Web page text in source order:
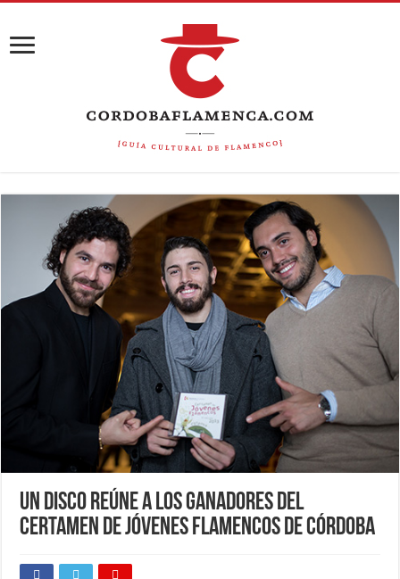
Un disco reúne a los ganadores del
Certamen de Jóvenes Flamencos de Córdoba